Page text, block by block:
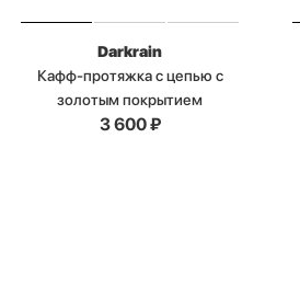
Darkrain
Кафф-протяжка с цепью с
золотым покрытием
3 600₽